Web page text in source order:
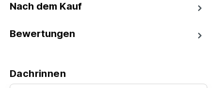
Nach dem Kauf
Bewertungen
Dachrinnen